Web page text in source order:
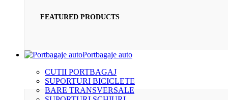
FEATURED PRODUCTS
Portbagaje auto
CUTII PORTBAGAJ
SUPORTURI BICICLETE
BARE TRANSVERSALE